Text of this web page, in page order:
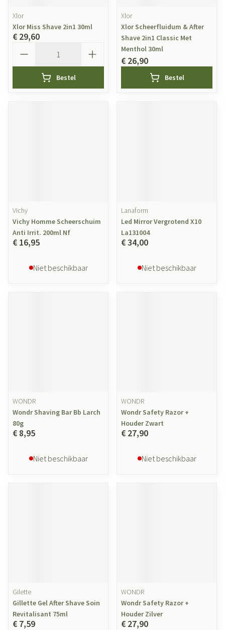
Xlor
Xlor Miss Shave 2in1 30ml
€ 29,60
Bestel
Xlor
Xlor Scheerfluidum & After
Shave 2in1 Classic Met
Menthol 30ml
€ 26,90
Bestel
Vichy
Vichy Homme Scheerschuim
Anti Irrit. 200ml Nf
€ 16,95
Niet beschikbaar
Lanaform
Led Mirror Vergrotend X10
La131004
€ 34,00
Niet beschikbaar
WONDR
Wondr Shaving Bar Bb Larch
80g
€ 8,95
Niet beschikbaar
WONDR
Wondr Safety Razor +
Houder Zwart
€ 27,90
Niet beschikbaar
Gilette
Gillette Gel After Shave Soin
Revitalisant 75ml
€ 7,59
WONDR
Wondr Safety Razor +
Houder Zilver
€ 27,90